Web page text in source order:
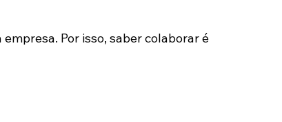
Por isso, saber colaborar é